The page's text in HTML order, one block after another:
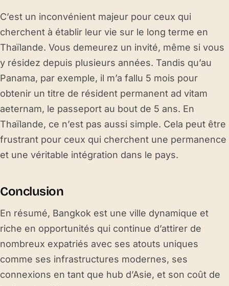
C’est un inconvénient majeur pour ceux qui
cherchent à établir leur vie sur le long terme en
Thaïlande. Vous demeurez un invité, même si vous
y résidez depuis plusieurs années. Tandis qu’au
Panama, par exemple, il m’a fallu 5 mois pour
obtenir un titre de résident permanent ad vitam
aeternam, le passeport au bout de 5 ans. En
Thaïlande, ce n’est pas aussi simple. Cela peut être
frustrant pour ceux qui cherchent une permanence
et une véritable intégration dans le pays.
Conclusion
En résumé, Bangkok est une ville dynamique et
riche en opportunités qui continue d’attirer de
nombreux expatriés avec ses atouts uniques
comme ses infrastructures modernes, ses
connexions en tant que hub d’Asie, et son coût de